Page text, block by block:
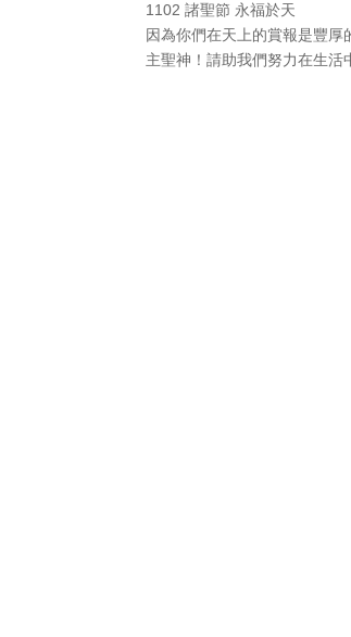
1102 諸聖節 永福於天
因為你們在天上的賞報是豐厚
主聖神！請助我們努力在生活